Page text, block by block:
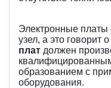
Электронные
узел, а это говорит
плат должен
образованием с
оборудования.